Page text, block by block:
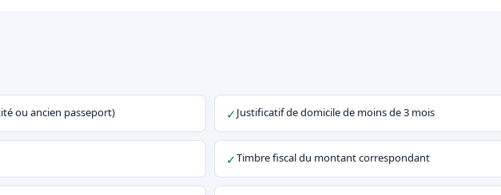
ou ancien passeport) ✓Justificatif de domicile de moins de 3 mois
✓Timbre fiscal du montant correspondant